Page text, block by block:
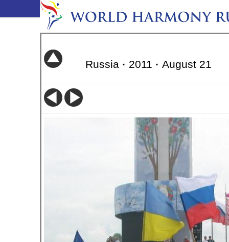
Russia · 2011 · August 21